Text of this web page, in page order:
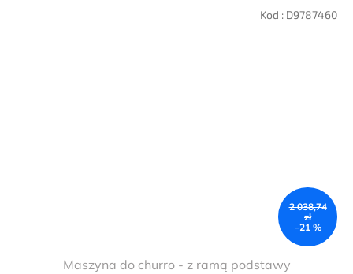
2 038,74
zł
–21 %
Maszyna do churro - z ramą podstawy
Kod : D9787460